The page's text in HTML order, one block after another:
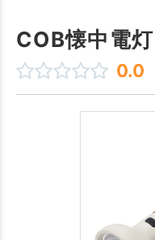
COB懐中電灯
0.0